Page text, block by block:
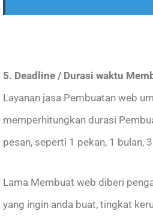
5. Deadline / Durasi waktu
Layanan jasa Pembuatan web
memperhitungkan durasi
pesan, seperti 1 pekan, 1 bulan,
Lama Membuat web diberi
yang ingin anda buat, tingkat